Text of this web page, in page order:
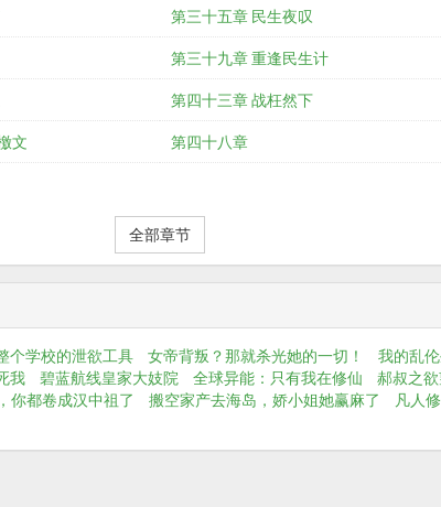
第三十五章 民生夜叹
第三十九章 重逢民生计
第四十三章 战枉然下
文 第四十八章
全部章节
个学校的泄欲工具 女帝背叛？那就杀光她的一切！ 我的乱
我 碧蓝航线皇家大妓院 全球异能：只有我在修仙 郝叔之
你都卷成汉中祖了 搬空家产去海岛，娇小姐她赢麻了 凡人